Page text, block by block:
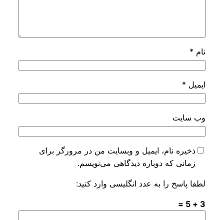
سایت
ذخیره نام، ایمیل و وبسایت من در مرورگر برای
زمانی که دوباره دیدگاهی می‌نویسم.
پاسخ را به عدد انگلیسی وارد کنید: